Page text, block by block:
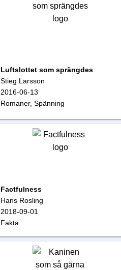
Luftslottet som sprängdes
Stieg Larsson
2016-06-13
Romaner, Spänning
Factfulness
Hans Rosling
2018-09-01
Fakta